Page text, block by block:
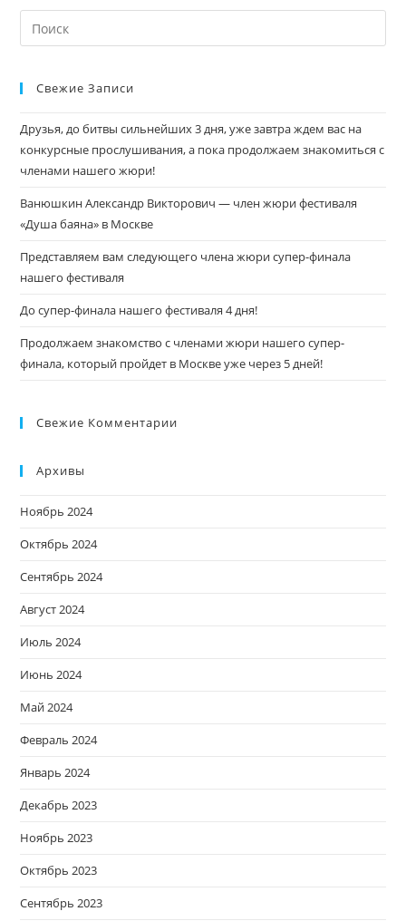
Свежие Записи
Друзья, до битвы сильнейших 3 дня, уже завтра ждем вас на
конкурсные прослушивания, а пока продолжаем знакомиться с
членами нашего жюри!
Ванюшкин Александр Викторович — член жюри фестиваля
«Душа баяна» в Москве
Представляем вам следующего члена жюри супер-финала
нашего фестиваля
До супер-финала нашего фестиваля 4 дня!
Продолжаем знакомство с членами жюри нашего супер-
финала, который пройдет в Москве уже через 5 дней!
Свежие Комментарии
Архивы
Ноябрь 2024
Октябрь 2024
Сентябрь 2024
Август 2024
Июль 2024
Июнь 2024
Май 2024
Февраль 2024
Январь 2024
Декабрь 2023
Ноябрь 2023
Октябрь 2023
Сентябрь 2023